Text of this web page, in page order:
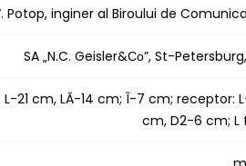
Potop, inginer al Biroului de
SA „N.C. Geisler&Со”, St-
L-21 cm, LĂ-14 cm; Î-7 cm; receptor:
cm, D2-6 cm; L